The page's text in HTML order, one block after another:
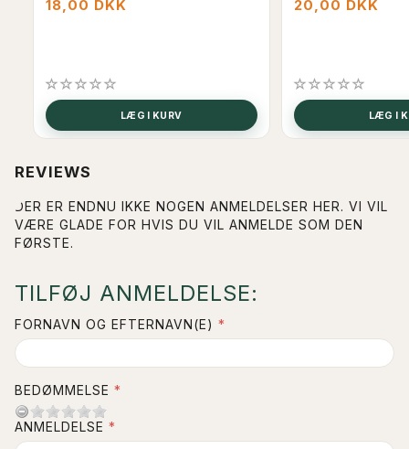
18,00 DKK
LÆG I KURV
20,00 DKK
LÆG I
REVIEWS
DER ER ENDNU IKKE NOGEN ANMELDELSER HER. VI VIL
VÆRE GLADE FOR HVIS DU VIL ANMELDE SOM DEN
FØRSTE.
TILFØJ ANMELDELSE:
FORNAVN OG EFTERNAVN(E)
BEDØMMELSE
ANMELDELSE